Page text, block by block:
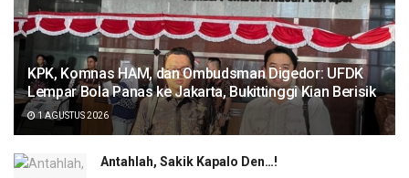
KPK, Komnas HAM, dan Ombudsman Digedor: UFDK
Lempar Bola Panas ke Jakarta, Bukittinggi Kian Berisik
1 AGUSTUS 2026
Antahlah, Sakik Kapalo Den…!